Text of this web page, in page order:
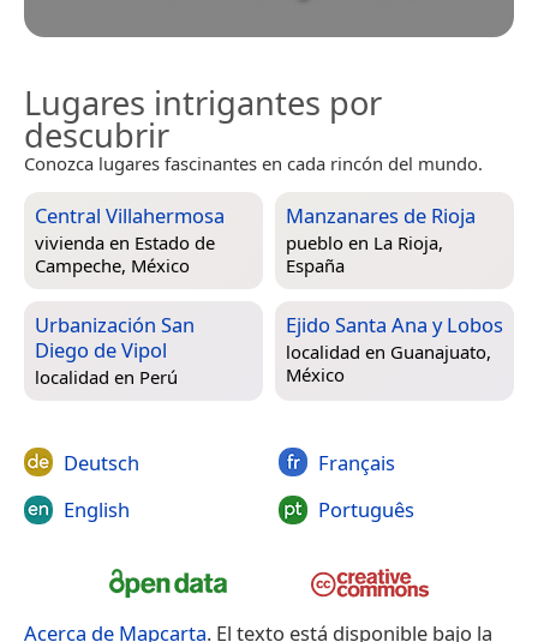
Lugares intrigantes por
descubrir
Conozca lugares fascinantes en cada rincón del mundo.
Central Villahermosa
vivienda en Estado de
Campeche, México
Manzanares de Rioja
pueblo en La Rioja,
España
Urbanización San
Diego de Vipol
localidad en Perú
Ejido Santa Ana y Lobos
localidad en Guanajuato,
México
Deutsch
English
Français
Português
Acerca de Mapcarta. El texto está disponible bajo la